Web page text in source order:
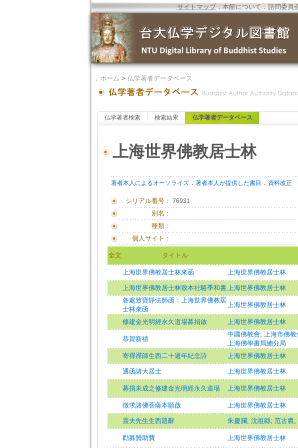
サイトマップ．本館について．諮問委員
． ホーム > 仏学著者データベース
仏学著者検索 検索結果 仏学著者データベース
上海世界佛教居士林
著者本人によるオーソライズ． 著者本人が提供した書目 ． 資料改正
シリアル番号： 76931
別名：
種類：
個人サイト：
全文 タイトル
上海世界佛教居士林來函
上海世界佛教居士林
上海世界佛教居士林致本社駱季和書上海世界佛教居士林
各處致寶靜法師函：上海世界佛教居
士林來函
上海世界佛教居士林
修建金光明經永久道場募捐啟 上海世界佛教居士林
恭賀新禧
中國佛教會; 上海市佛教
上海佛學書局總分局
寄禪禪師生西二十週年紀念詩 上海世界佛教居士林
通函諸大居士 上海世界佛教居士林
募捐未成之修建金光明經永久道場 上海世界佛教居士林
徵求諸佛菩薩本願啟
上海世界佛教居士林
震夫先生生西題辭 朱慶瀾; 沈祖緜; 范古農;
勸募贊助費 上海世界佛教居士林